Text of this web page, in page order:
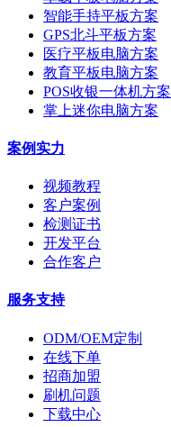
智能手持平板方案
GPS北斗平板方案
医疗平板电脑方案
教育平板电脑方案
POS收银一体机方案
掌上迷你电脑方案
案例实力
视频教程
客户案例
检测证书
开发平台
合作客户
服务支持
ODM/OEM定制
在线下单
招商加盟
刷机问题
下载中心